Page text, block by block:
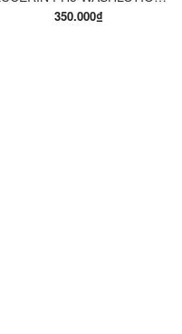
350.000₫